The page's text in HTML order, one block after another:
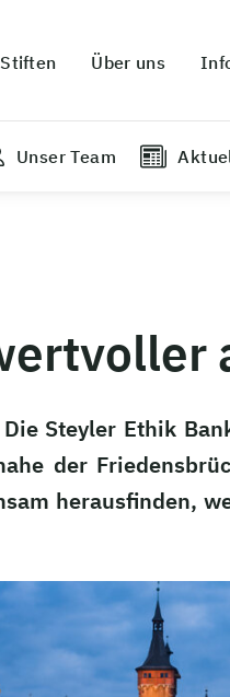
Über uns
Unser Team
Steyler Ethik
der
herausfinden,